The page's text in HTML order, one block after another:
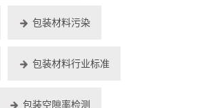
包装材料污染
包装材料行业标准
包装空隙率检测